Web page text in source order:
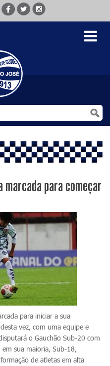
Toggle
marcada para começar
para iniciar a sua
vez, com uma equipe e
o Gauchão Sub-20 com
sua maioria, Sub-18,
de atletas em alta